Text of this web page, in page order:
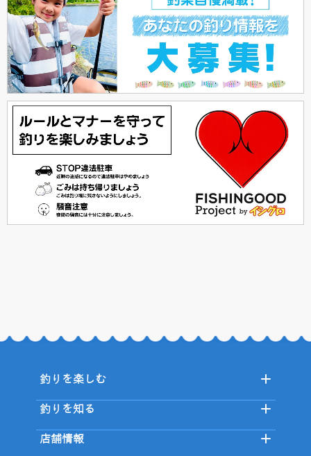
釣りを楽しむ
釣りを知る
店舗情報